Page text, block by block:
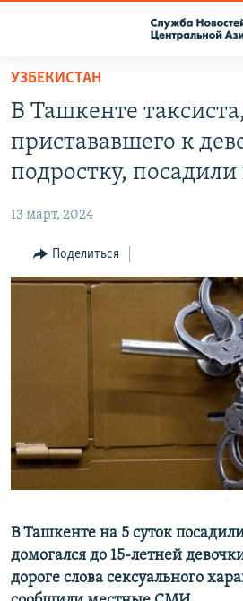
Вернуться
основному
содержанию
Вернутся
главной
навигации
Вернутся
КОНТАКТЫ
НАСТОЯЩЕЕ ВРЕМЯ
МИГРАНТ МЕДИА
УЗБЕКИСТАН
В Ташкенте таксиста,
пристававшего к
подростку, посадили
13 март, 2024
Поделиться
В Ташкенте на 5 суток
домогался до 15-летней
дороге слова сексуального